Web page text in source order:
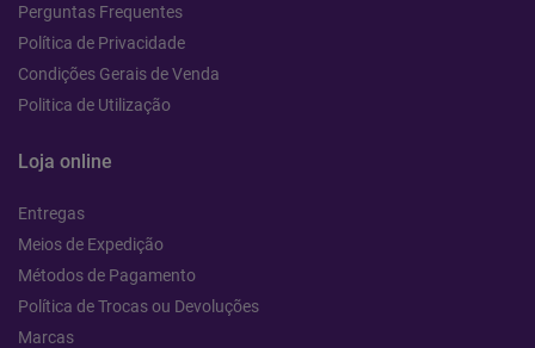
Perguntas Frequentes
Política de Privacidade
Condições Gerais de Venda
Politica de Utilização
Loja online
Entregas
Meios de Expedição
Métodos de Pagamento
Política de Trocas ou Devoluções
Marcas